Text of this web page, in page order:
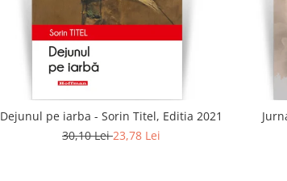
Dejunul pe iarba - Sorin Titel, Editia 2021
30,10 Lei23,78 Lei